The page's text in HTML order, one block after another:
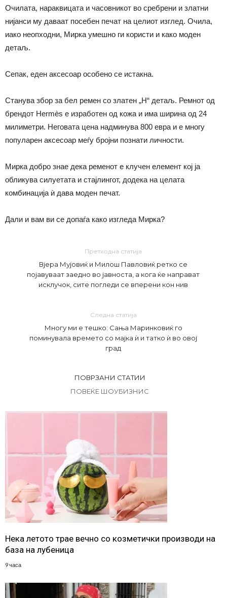
Очилата, нараквицата и часовникот во сребрени и златни
нијанси му даваат посебен печат на целиот изглед. Очила,
иако неопходни, Мирка умешно ги користи и како моден
детаљ.
Сепак, еден аксесоар особено се истакна.
Станува збор за бел ремен со златен „H“ детаљ. Ремнот од
брендот Hermès е изработен од кожа и има ширина од 24
милиметри. Неговата цена надминува 800 евра и е многу
популарен аксесоар меѓу бројни познати личности.
Мирка добро знае дека ременот е клучен елемент кој ја
обликува силуетата и стајлингот, додека на целата
комбинација ѝ дава моден печат.
Дали и вам ви се допаѓа како изгледа Мирка?
Претходна статија
Вјера Мујовиќ и Милош Павловиќ ретко се
појавуваат заедно во јавноста, а кога ќе направат
исклучок, сите погледи се вперени кон нив
Следна статија
Многу ми е тешко: Сања Маринковиќ го
поминувала времето со мајка ѝ и татко ѝ во овој
град
ПОВРЗАНИ СТАТИИ
ПОВЕЌЕ ШОУБИЗНИС
Нека летото трае вечно со козметички производи на
база на лубеница
9 часа